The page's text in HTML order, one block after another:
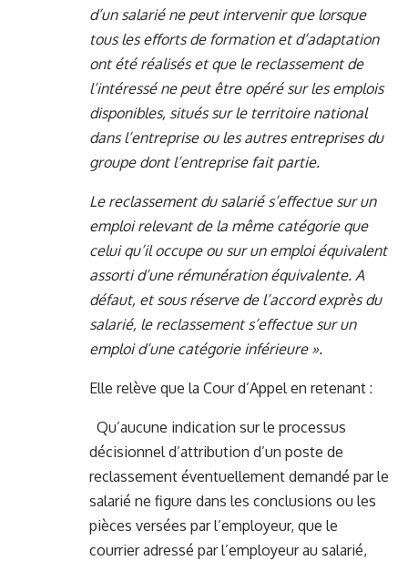
d’un salarié ne peut intervenir que lorsque
tous les efforts de formation et d’adaptation
ont été réalisés et que le reclassement de
l’intéressé ne peut être opéré sur les emplois
disponibles, situés sur le territoire national
dans l’entreprise ou les autres entreprises du
groupe dont l’entreprise fait partie.
Le reclassement du salarié s’effectue sur un
emploi relevant de la même catégorie que
celui qu’il occupe ou sur un emploi équivalent
assorti d’une rémunération équivalente. A
défaut, et sous réserve de l’accord exprès du
salarié, le reclassement s’effectue sur un
emploi d’une catégorie inférieure ».
Elle relève que la Cour d’Appel en retenant :
Qu’aucune indication sur le processus
décisionnel d’attribution d’un poste de
reclassement éventuellement demandé par le
salarié ne figure dans les conclusions ou les
pièces versées par l’employeur, que le
courrier adressé par l’employeur au salarié,